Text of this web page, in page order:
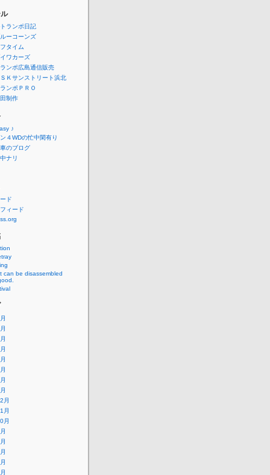
ランポ日記
ーコーンズ
タイム
ワカーズ
ンポ広島通信販売
Ｋサンストリート浜北
ンポＰＲＯ
制作
♪
４WDの忙中閑有り
のブログ
ナリ
ド
ィード
can be disassembled
月
月
月